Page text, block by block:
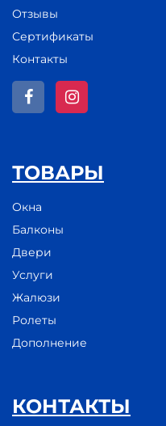
Отзывы
Сертификаты
Контакты
ТОВАРЫ
Окна
Балконы
Двери
Услуги
Жалюзи
Ролеты
Дополнение
КОНТАКТЫ